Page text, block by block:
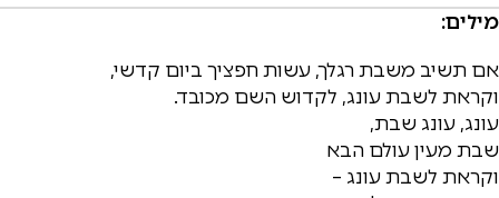
מילים:
אם תשיב משבת רגלך, עשות חפציך ביום קדשי,
וקראת לשבת עונג, לקדוש השם מכובד.
עונג, עונג שבת,
שבת מעין עולם הבא
וקראת לשבת עונג –